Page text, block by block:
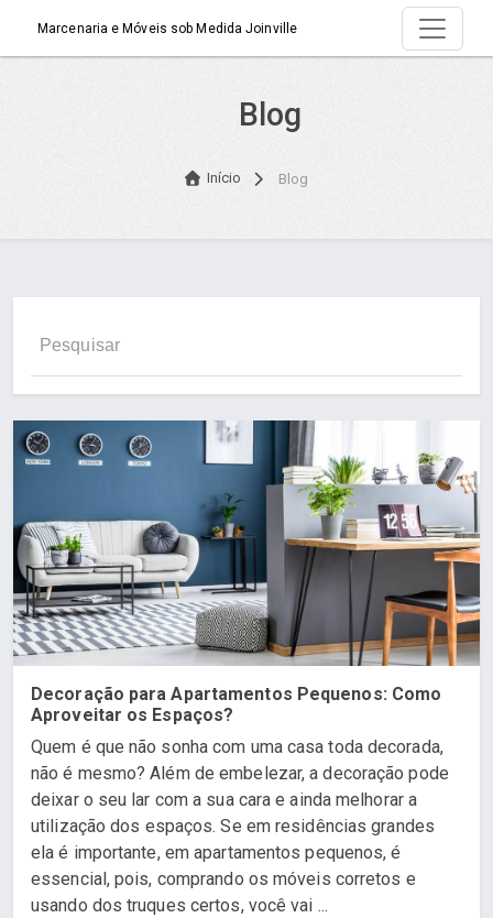
Marcenaria e Móveis sob Medida Joinville
Blog
Início Blog
Decoração para Apartamentos Pequenos: Como
Aproveitar os Espaços?
Quem é que não sonha com uma casa toda decorada,
não é mesmo? Além de embelezar, a decoração pode
deixar o seu lar com a sua cara e ainda melhorar a
utilização dos espaços. Se em residências grandes
ela é importante, em apartamentos pequenos, é
essencial, pois, comprando os móveis corretos e
usando dos truques certos, você vai ...